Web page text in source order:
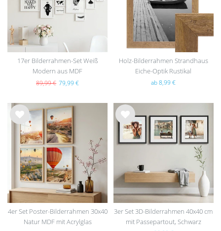
17er Bilderrahmen-Set Weiß
Modern aus MDF
89,99 € 79,99 €
Holz-Bilderrahmen Strandhaus
Eiche-Optik Rustikal
ab 8,99 €
Wu
nsc
hlist
e
4er Set Poster-Bilderrahmen 30x40
Natur MDF mit Acrylglas
Wu
nsc
hlist
3er Set 3D-Bilderrahmen 40x40 cm
mit Passepartout, Schwarz